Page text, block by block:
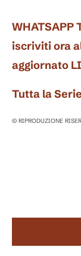
WHATSAPP
iscriviti ora
aggiornato
Tutta la
© RIPRODUZIONE